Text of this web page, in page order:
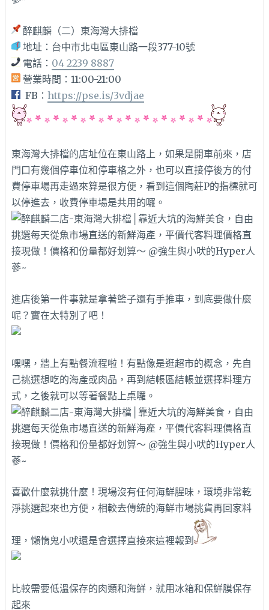
醉麒麟（二）東海灣大排檔
地址：台中市北屯區東山路一段377-10號
電話： 04 2239 8887
營業時間：11:00-21:00
FB： https://pse.is/3vdjae
東海灣大排檔的店址位在東山路上，如果是開車前來，店
門口有幾個停車位和停車格之外，也可以直接停後方的付
費停車場再走過來算是很方便，看到這個陶莊P的指標就可
以停進去，收費停車場是共用的囉。
進店後第一件事就是拿著籃子還有手推車，到底要做什麼
呢？實在太特別了吧！
嘿嘿，牆上有點餐流程啦！有點像是逛超市的概念，先自
己挑選想吃的海產或肉品，再到結帳區結帳並選擇料理方
式，之後就可以等著餐點上桌囉。
喜歡什麼就挑什麼！現場沒有任何海鮮腥味，環境非常乾
淨挑選起來也方便，相較去傳統的海鮮市場挑貨再回家料
理，懶惰鬼小吠還是會選擇直接來這裡報到
比較需要低溫保存的肉類和海鮮，就用冰箱和保鮮膜保存
起來